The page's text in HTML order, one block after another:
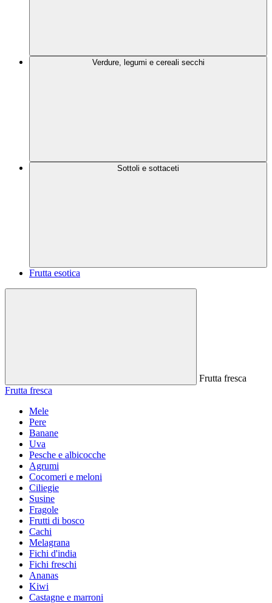
Verdure, legumi e cereali secchi
Sottoli e sottaceti
Frutta esotica
Frutta fresca
Frutta fresca
Mele
Pere
Banane
Uva
Pesche e albicocche
Agrumi
Cocomeri e meloni
Ciliegie
Susine
Fragole
Frutti di bosco
Cachi
Melagrana
Fichi d'india
Fichi freschi
Ananas
Kiwi
Castagne e marroni